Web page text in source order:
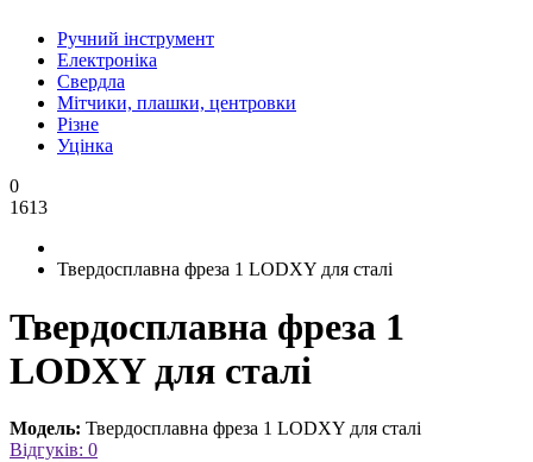
Ручний інструмент
Електроніка
Свердла
Мітчики, плашки, центровки
Різне
Уцінка
0
1613
Твердосплавна фреза 1 LODXY для сталі
Твердосплавна фреза 1
LODXY для сталі
Модель: Твердосплавна фреза 1 LODXY для сталі
Відгуків: 0